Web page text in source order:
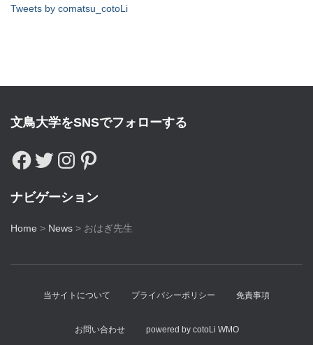
Tweets by comatsu_cotoLi
文鳥大学をSNSでフォローする
ナビゲーション
Home > News > おはぎ先生
当サイトについて プライバシーポリシー 免責事項
お問い合わせ powered by cotoLi WMO